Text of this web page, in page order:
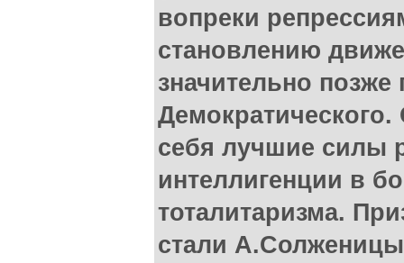
вопреки
становлению
значительно
себя лучшие силы
интеллигенции в
тоталитаризма.
стали